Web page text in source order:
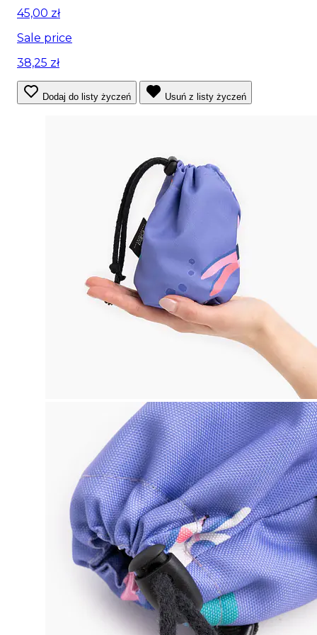
45,00 zł
Sale price
38,25 zł
Dodaj do listy życzeń Usuń z listy życzeń